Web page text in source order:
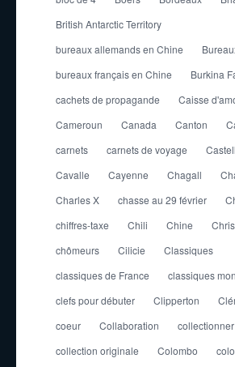
British Antarctic Territory
bureaux allemands en Chine
bureaux français en Chine
Burkina
cachets de propagande
Caisse
Cameroun
Canada Canton
carnets
carnets de voyage
Cavalle
Cayenne Chagall
Charles X
chasse au 29 février
chiffres-taxe
Chili Chine
chômeurs
Cilicie
Classiques
classiques de France
classiques
clefs pour débuter
Clipperton
coeur
Collaboration
collectionner
collection originale
Colombo